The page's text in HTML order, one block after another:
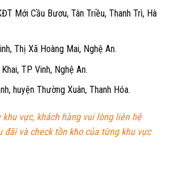
Mới Cầu Bươu, Tân Triều, Thanh Trì, Hà
Thị Xã Hoàng Mai, Nghệ An.
TP Vinh, Nghệ An.
huyện Thường Xuân, Thanh Hóa.
vực, khách hàng vui lòng liên hệ
đãi và check tồn kho của từng khu vực